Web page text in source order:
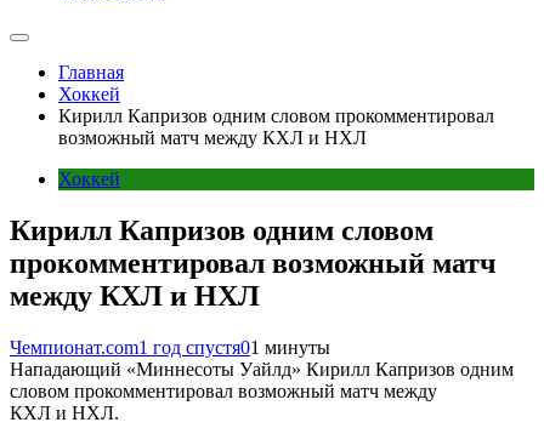
Главная
Хоккей
Кирилл Капризов одним словом прокомментировал
возможный матч между КХЛ и НХЛ
Хоккей
Кирилл Капризов одним словом
прокомментировал возможный матч
между КХЛ и НХЛ
Чемпионат.com1 год спустя01 минуты
Нападающий «Миннесоты Уайлд» Кирилл Капризов одним
словом прокомментировал возможный матч между
КХЛ и НХЛ.